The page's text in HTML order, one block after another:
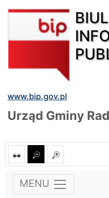
www.bip.gov.pl
Urząd Gminy
MENU